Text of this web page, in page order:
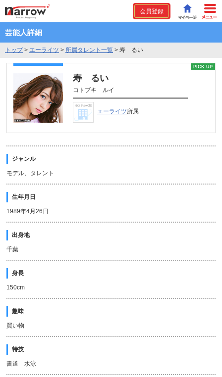
会員登録
芸能人詳細
トップ> エーライツ > 所属タレント一覧 > 寿 るい
PICK UP
寿 るい
コトブキ ルイ
エーライツ所属
ジャンル
モデル、タレント
生年月日
1989年4月26日
出身地
千葉
身長
150cm
趣味
買い物
特技
書道 水泳